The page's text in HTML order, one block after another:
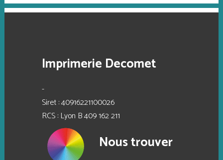
Imprimerie Decomet
-
Siret : 40916221100026
RCS : Lyon B 409 162 211
Nous trouver